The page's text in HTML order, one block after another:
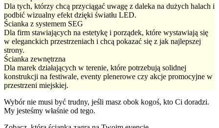
Dla tych, którzy chcą przyciągać uwagę z daleka na dużych halach i
podbić wizualny efekt dzięki światłu LED.
Ścianka z systemem SEG
Dla firm stawiających na estetykę i porządek, które wystawiają się
w eleganckich przestrzeniach i chcą pokazać się z jak najlepszej
strony.
Ścianka zewnętrzna
Dla marek działających w terenie, które potrzebują solidnej
konstrukcji na festiwale, eventy plenerowe czy akcje promocyjne w
przestrzeni miejskiej.
Wybór nie musi być trudny, jeśli masz obok kogoś, kto Ci doradzi.
My jesteśmy właśnie od tego.